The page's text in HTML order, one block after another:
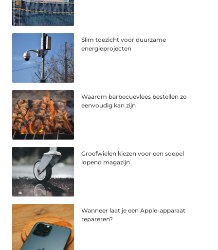
Slim toezicht voor duurzame
energieprojecten
Waarom barbecuevlees bestellen zo
eenvoudig kan zijn
Groefwielen kiezen voor een soepel
lopend magazijn
Wanneer laat je een Apple-apparaat
repareren?